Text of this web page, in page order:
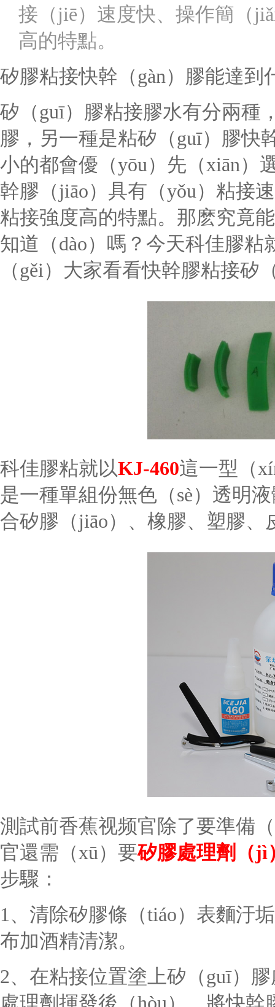
接（jiē）速度快、操作簡（
高的特點。
矽膠粘接快幹（gàn）膠能達到
矽（guī）膠粘接膠水有分兩種
膠，另一種是粘矽（guī）膠快
小的都會優（yōu）先（xiān）
幹膠（jiāo）具有（yǒu）粘接
粘接強度高的特點。那麽究竟
知道（dào）嗎？今天科佳膠
（gěi）大家看看快幹膠粘接矽
科佳膠粘就以KJ-460這一型（
是一種單組份無色（sè）透明
合矽膠（jiāo）、橡膠、塑膠、
測試前香蕉视频官除了要準備
官還需（xū）要矽膠處理劑（jì
步驟：
1、清除矽膠條（tiáo）表麵汙
布加酒精清潔。
2、在粘接位置塗上矽（guī）